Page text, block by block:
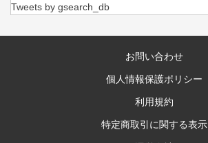
Tweets by gsearch_db
お問い合わせ
個人情報保護ポリシー
利用規約
特定商取引に関する表示